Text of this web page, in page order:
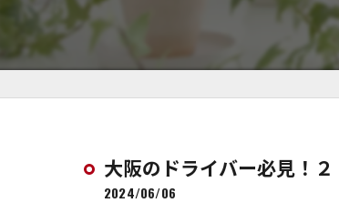
大阪のドライバー必見！
2024/06/06